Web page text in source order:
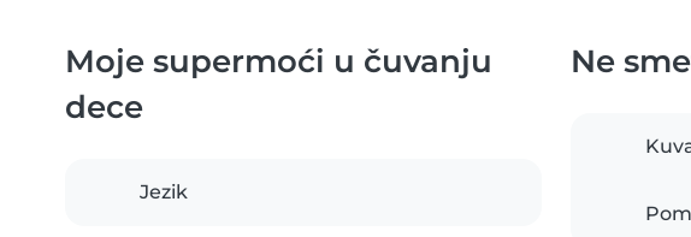
Moje supermoći u čuvanju
dece
Jezik
Ne